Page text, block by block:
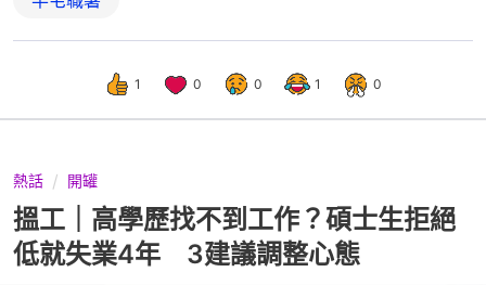
1 0 0 1 0
熱話 開罐
搵工｜高學歷找不到工作？碩士生拒絕
低就失業4年 3建議調整心態